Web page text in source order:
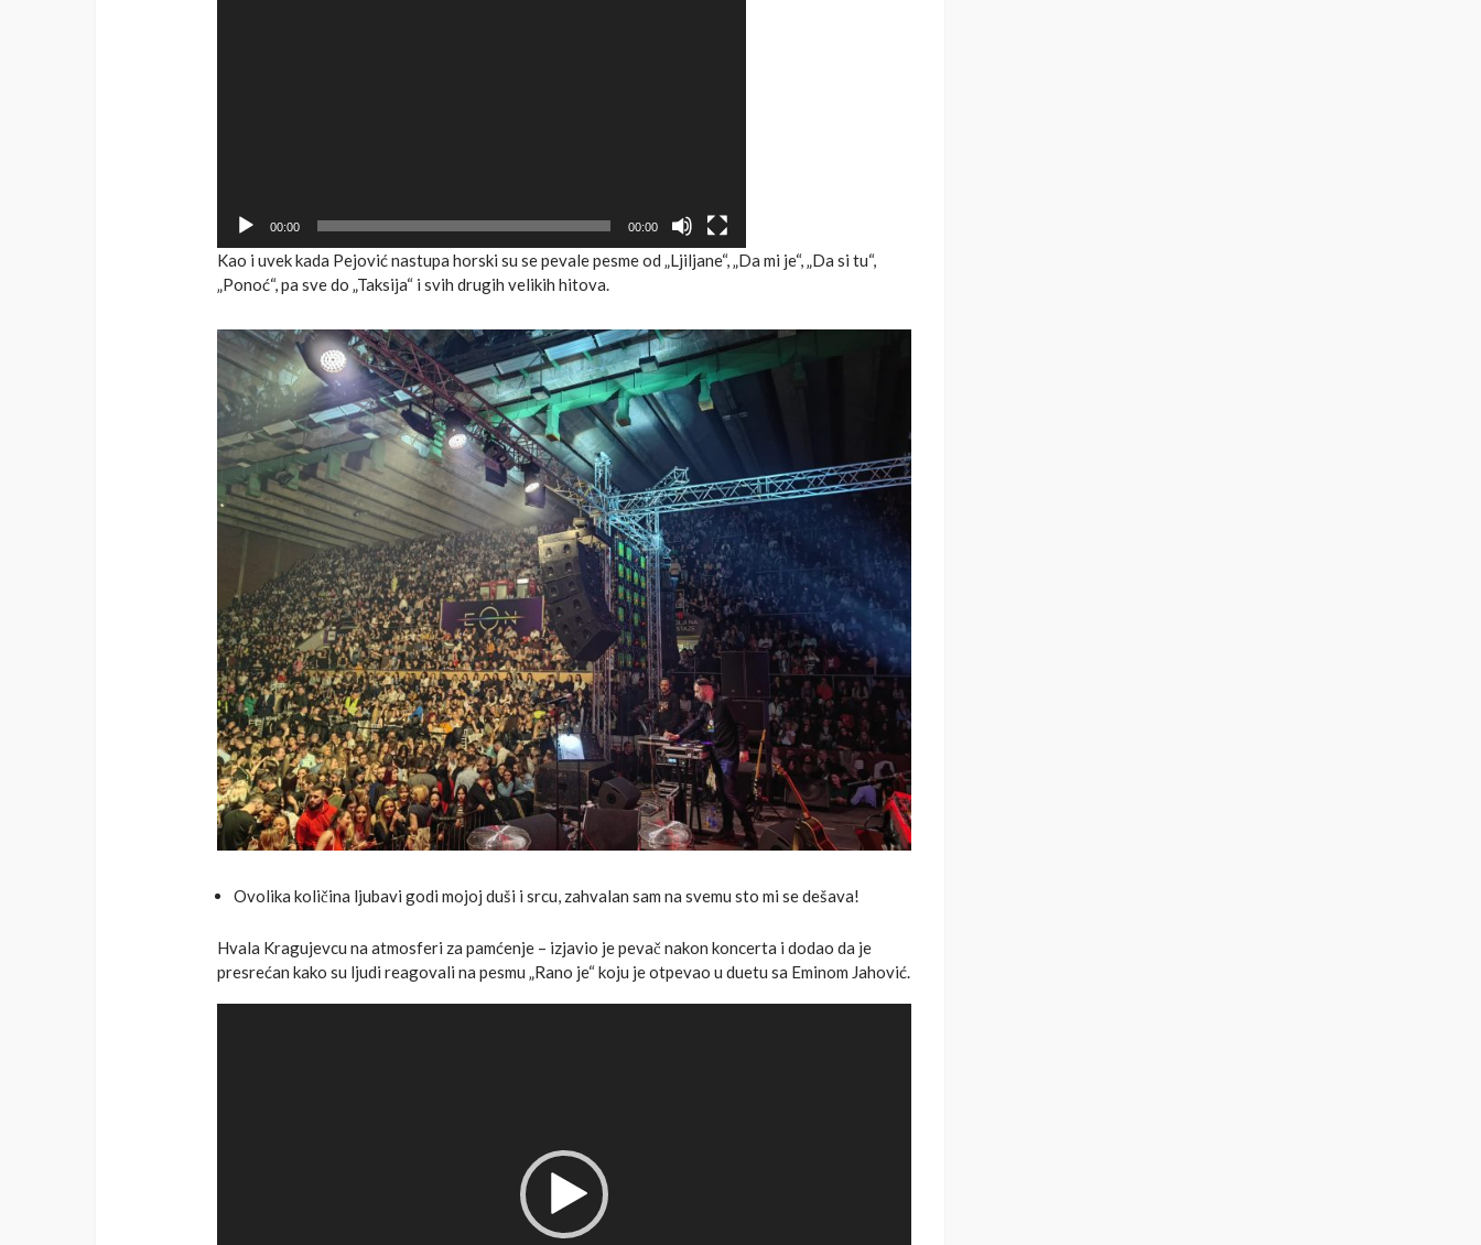
00:00 00:00
Kao i uvek kada Pejović nastupa horski su se pevale pesme od „Ljiljane“, „Da mi je“, „Da si tu“,
„Ponoć“, pa sve do „Taksija“ i svih drugih velikih hitova.
Ovolika količina ljubavi godi mojoj duši i srcu, zahvalan sam na svemu sto mi se dešava!
Hvala Kragujevcu na atmosferi za pamćenje – izjavio je pevač nakon koncerta i dodao da je
presrećan kako su ljudi reagovali na pesmu „Rano je“ koju je otpevao u duetu sa Eminom Jahović.